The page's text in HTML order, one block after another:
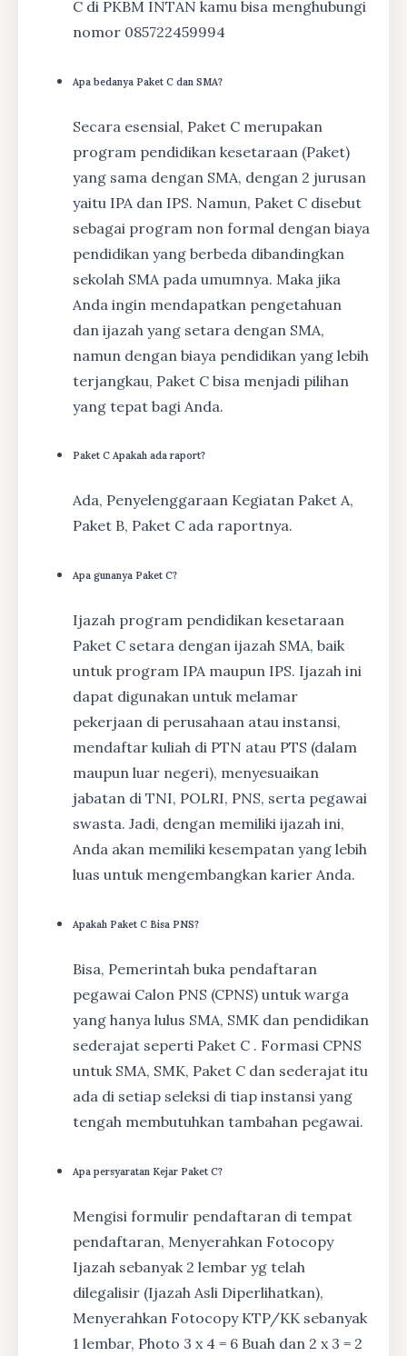
C di PKBM INTAN kamu bisa menghubungi
nomor 085722459994
Apa bedanya Paket C dan SMA?
Secara esensial, Paket C merupakan
program pendidikan kesetaraan (Paket)
yang sama dengan SMA, dengan 2 jurusan
yaitu IPA dan IPS. Namun, Paket C disebut
sebagai program non formal dengan biaya
pendidikan yang berbeda dibandingkan
sekolah SMA pada umumnya. Maka jika
Anda ingin mendapatkan pengetahuan
dan ijazah yang setara dengan SMA,
namun dengan biaya pendidikan yang lebih
terjangkau, Paket C bisa menjadi pilihan
yang tepat bagi Anda.
Paket C Apakah ada raport?
Ada, Penyelenggaraan Kegiatan Paket A,
Paket B, Paket C ada raportnya.
Apa gunanya Paket C?
Ijazah program pendidikan kesetaraan
Paket C setara dengan ijazah SMA, baik
untuk program IPA maupun IPS. Ijazah ini
dapat digunakan untuk melamar
pekerjaan di perusahaan atau instansi,
mendaftar kuliah di PTN atau PTS (dalam
maupun luar negeri), menyesuaikan
jabatan di TNI, POLRI, PNS, serta pegawai
swasta. Jadi, dengan memiliki ijazah ini,
Anda akan memiliki kesempatan yang lebih
luas untuk mengembangkan karier Anda.
Apakah Paket C Bisa PNS?
Bisa, Pemerintah buka pendaftaran
pegawai Calon PNS (CPNS) untuk warga
yang hanya lulus SMA, SMK dan pendidikan
sederajat seperti Paket C . Formasi CPNS
untuk SMA, SMK, Paket C dan sederajat itu
ada di setiap seleksi di tiap instansi yang
tengah membutuhkan tambahan pegawai.
Apa persyaratan Kejar Paket C?
Mengisi formulir pendaftaran di tempat
pendaftaran, Menyerahkan Fotocopy
Ijazah sebanyak 2 lembar yg telah
dilegalisir (Ijazah Asli Diperlihatkan),
Menyerahkan Fotocopy KTP/KK sebanyak
1 lembar, Photo 3 x 4 = 6 Buah dan 2 x 3 = 2